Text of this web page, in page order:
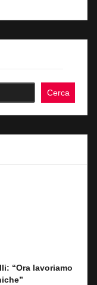
Cerca
“Ora lavoriamo